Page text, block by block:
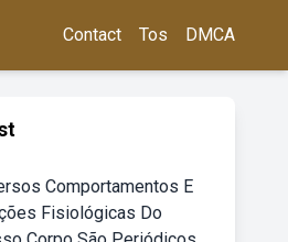
Contact Tos DMCA
Comportamentos E
Fisiológicas Do